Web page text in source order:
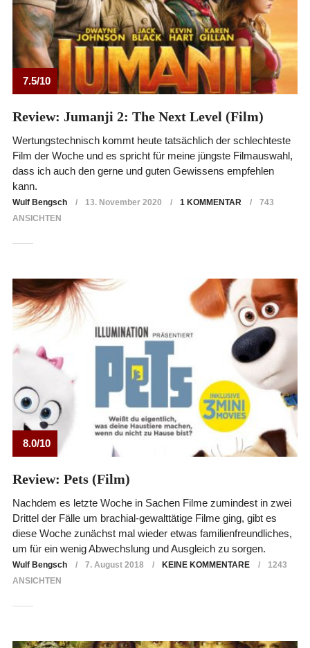
7.5/10
Review: Jumanji 2: The Next Level (Film)
Wertungstechnisch kommt heute tatsächlich der schlechteste
Film der Woche und es spricht für meine jüngste Filmauswahl,
dass ich auch den gerne und guten Gewissens empfehlen
kann.
Wulf Bengsch 13. November 2020 1 KOMMENTAR
743
ANSICHTEN
8.0/10
Review: Pets (Film)
Nachdem es letzte Woche in Sachen Filme zumindest in zwei
Drittel der Fälle um brachial-gewalttätige Filme ging, gibt es
diese Woche zunächst mal wieder etwas familienfreundliches,
um für ein wenig Abwechslung und Ausgleich zu sorgen.
Wulf Bengsch 7. August 2018 KEINE KOMMENTARE
1243
ANSICHTEN